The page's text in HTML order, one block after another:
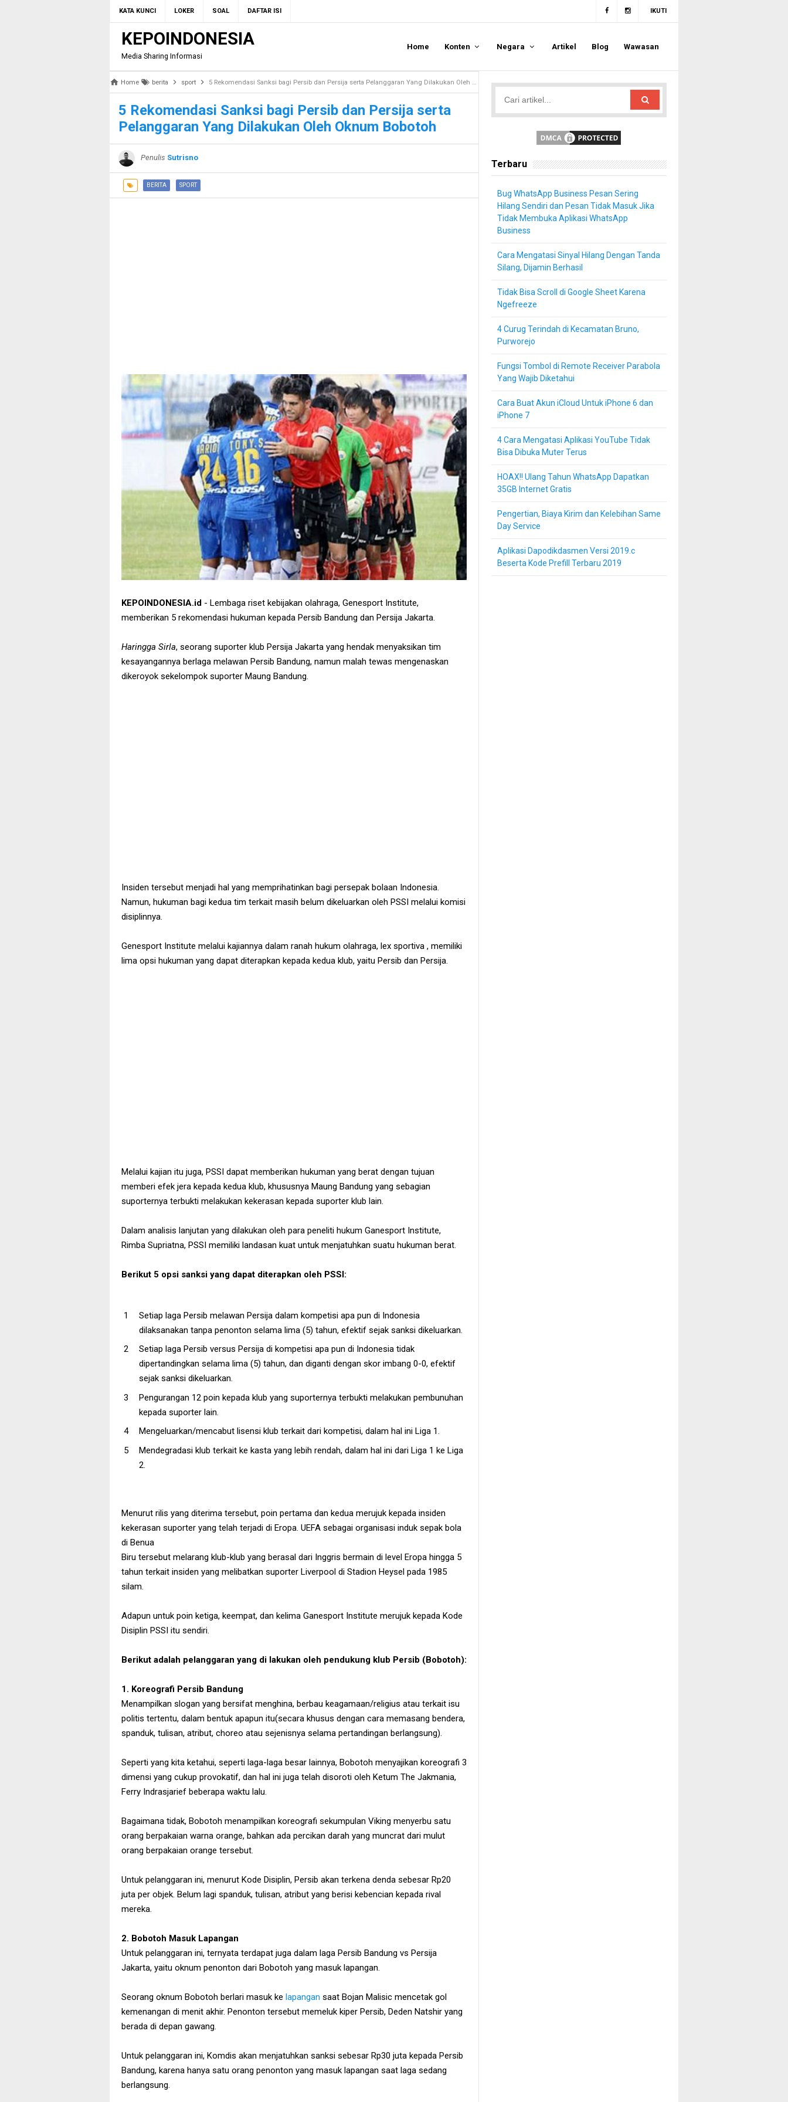
KATA KUNCI LOKER SOAL DAFTAR ISI IKUTI
KEPOINDONESIA
Media Sharing Informasi
Home Konten Negara Artikel Blog Wawasan
Home berita sport 5 Rekomendasi Sanksi bagi Persib dan Persija serta Pelanggaran Yang Dilakukan Oleh Oknum Bobotoh
5 Rekomendasi Sanksi bagi Persib dan Persija serta
Pelanggaran Yang Dilakukan Oleh Oknum Bobotoh
Penulis Sutrisno
BERITA SPORT
KEPOINDONESIA.id - Lembaga riset kebijakan olahraga, Genesport Institute,
memberikan 5 rekomendasi hukuman kepada Persib Bandung dan Persija Jakarta.
Haringga Sirla, seorang suporter klub Persija Jakarta yang hendak menyaksikan tim
kesayangannya berlaga melawan Persib Bandung, namun malah tewas mengenaskan
dikeroyok sekelompok suporter Maung Bandung.
Insiden tersebut menjadi hal yang memprihatinkan bagi persepak bolaan Indonesia.
Namun, hukuman bagi kedua tim terkait masih belum dikeluarkan oleh PSSI melalui komisi
disiplinnya.
Genesport Institute melalui kajiannya dalam ranah hukum olahraga, lex sportiva , memiliki
lima opsi hukuman yang dapat diterapkan kepada kedua klub, yaitu Persib dan Persija.
Melalui kajian itu juga, PSSI dapat memberikan hukuman yang berat dengan tujuan
memberi efek jera kepada kedua klub, khususnya Maung Bandung yang sebagian
suporternya terbukti melakukan kekerasan kepada suporter klub lain.
Dalam analisis lanjutan yang dilakukan oleh para peneliti hukum Ganesport Institute,
Rimba Supriatna, PSSI memiliki landasan kuat untuk menjatuhkan suatu hukuman berat.
Berikut 5 opsi sanksi yang dapat diterapkan oleh PSSI:
Setiap laga Persib melawan Persija dalam kompetisi apa pun di Indonesia
dilaksanakan tanpa penonton selama lima (5) tahun, efektif sejak sanksi dikeluarkan.
Setiap laga Persib versus Persija di kompetisi apa pun di Indonesia tidak
dipertandingkan selama lima (5) tahun, dan diganti dengan skor imbang 0-0, efektif
sejak sanksi dikeluarkan.
Pengurangan 12 poin kepada klub yang suporternya terbukti melakukan pembunuhan
kepada suporter lain.
Mengeluarkan/mencabut lisensi klub terkait dari kompetisi, dalam hal ini Liga 1.
Mendegradasi klub terkait ke kasta yang lebih rendah, dalam hal ini dari Liga 1 ke Liga
2.
Menurut rilis yang diterima tersebut, poin pertama dan kedua merujuk kepada insiden
kekerasan suporter yang telah terjadi di Eropa. UEFA sebagai organisasi induk sepak bola
di Benua
Biru tersebut melarang klub-klub yang berasal dari Inggris bermain di level Eropa hingga 5
tahun terkait insiden yang melibatkan suporter Liverpool di Stadion Heysel pada 1985
silam.
Adapun untuk poin ketiga, keempat, dan kelima Ganesport Institute merujuk kepada Kode
Disiplin PSSI itu sendiri.
Berikut adalah pelanggaran yang di lakukan oleh pendukung klub Persib (Bobotoh):
1. Koreografi Persib Bandung
Menampilkan slogan yang bersifat menghina, berbau keagamaan/religius atau terkait isu
politis tertentu, dalam bentuk apapun itu(secara khusus dengan cara memasang bendera,
spanduk, tulisan, atribut, choreo atau sejenisnya selama pertandingan berlangsung).
Seperti yang kita ketahui, seperti laga-laga besar lainnya, Bobotoh menyajikan koreografi 3
dimensi yang cukup provokatif, dan hal ini juga telah disoroti oleh Ketum The Jakmania,
Ferry Indrasjarief beberapa waktu lalu.
Bagaimana tidak, Bobotoh menampilkan koreografi sekumpulan Viking menyerbu satu
orang berpakaian warna orange, bahkan ada percikan darah yang muncrat dari mulut
orang berpakaian orange tersebut.
Untuk pelanggaran ini, menurut Kode Disiplin, Persib akan terkena denda sebesar Rp20
juta per objek. Belum lagi spanduk, tulisan, atribut yang berisi kebencian kepada rival
mereka.
2. Bobotoh Masuk Lapangan
Untuk pelanggaran ini, ternyata terdapat juga dalam laga Persib Bandung vs Persija
Jakarta, yaitu oknum penonton dari Bobotoh yang masuk lapangan.
Seorang oknum Bobotoh berlari masuk ke lapangan saat Bojan Malisic mencetak gol
kemenangan di menit akhir. Penonton tersebut memeluk kiper Persib, Deden Natshir yang
berada di depan gawang.
Untuk pelanggaran ini, Komdis akan menjatuhkan sanksi sebesar Rp30 juta kepada Persib
Bandung, karena hanya satu orang penonton yang masuk lapangan saat laga sedang
berlangsung.
Terbaru
Bug WhatsApp Business Pesan Sering
Hilang Sendiri dan Pesan Tidak Masuk Jika
Tidak Membuka Aplikasi WhatsApp
Business
Cara Mengatasi Sinyal Hilang Dengan Tanda
Silang, Dijamin Berhasil
Tidak Bisa Scroll di Google Sheet Karena
Ngefreeze
4 Curug Terindah di Kecamatan Bruno,
Purworejo
Fungsi Tombol di Remote Receiver Parabola
Yang Wajib Diketahui
Cara Buat Akun iCloud Untuk iPhone 6 dan
iPhone 7
4 Cara Mengatasi Aplikasi YouTube Tidak
Bisa Dibuka Muter Terus
HOAX!! Ulang Tahun WhatsApp Dapatkan
35GB Internet Gratis
Pengertian, Biaya Kirim dan Kelebihan Same
Day Service
Aplikasi Dapodikdasmen Versi 2019.c
Beserta Kode Prefill Terbaru 2019